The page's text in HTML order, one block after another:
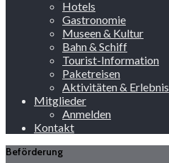
Hotels
Gastronomie
Museen & Kultur
Bahn & Schiff
Tourist-Information
Paketreisen
Aktivitäten & Erlebnis
Mitglieder
Anmelden
Kontakt
Beförderung